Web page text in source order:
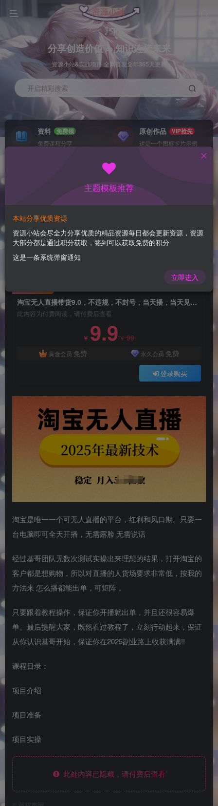
分享创造价值 ∞ 知识连接未来
资源小站&实战项目 全网首发全年365天更新
开启精彩搜索
资料
免费领
免费课程分享
原创作品
VIP抢先
这是一个图标卡片示例
淘宝无人直播带货9.0，不违规，不封号，当天
播，当天见收益
1年前更新
59 14
淘宝无人直播带货9.0，不违规，不封号，当天播，当天见收益
此内容为付费阅读，请付费后查看
￥ 9.9￥99
黄金会员 免费 永久会员 免费
登录购买
淘宝是唯一一个可无人直播的平台，红利和风口期。只要一
台电脑即可全天开播，无需露脸 无需说话
经过基哥团队无数次测试实操出来理想的结果，打开淘宝的
客户都是想购物，所以对直播的人货场要求非常低，按我的
方法来 怎么播都能出单，可矩阵，
只要跟着教程操作，保证你开播就出单，并且还很容易爆
单。最后提醒大家，既然看过教程了，立刻行动起来，保证
从你认识基哥开始，保证你在2025副业路上收获满满!!
课程目录：
项目介绍
项目准备
项目实操
此处内容已隐藏，请付费后查看
主题模板推荐
本站分享优质资源
资源小站会尽全力分享优质的精品资源每日都会更新资源，资源
大部分都是通过积分获取，签到可以获取免费的积分
这是一条系统弹窗通知
立即进入